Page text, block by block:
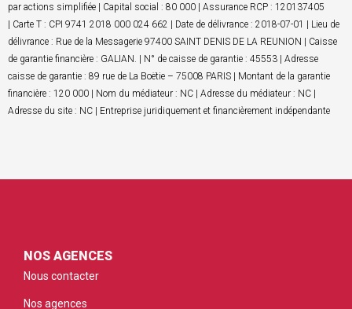
par actions simplifiée | Capital social : 80 000 | Assurance RCP : 120137405
| Carte T : CPI 9741 2018 000 024 662 | Date de délivrance : 2018-07-01 | Lieu de
délivrance : Rue de la Messagerie 97400 SAINT DENIS DE LA REUNION | Caisse
de garantie financière : GALIAN. | N° de caisse de garantie : 45553 | Adresse
caisse de garantie : 89 rue de La Boëtie – 75008 PARIS | Montant de la garantie
financière : 120 000 | Nom du médiateur : NC | Adresse du médiateur : NC |
Adresse du site : NC | Entreprise juridiquement et financièrement indépendante
NOS AGENCES
Nous contacter
Nos agences